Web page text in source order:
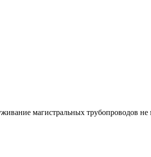
магистральных трубопроводов не